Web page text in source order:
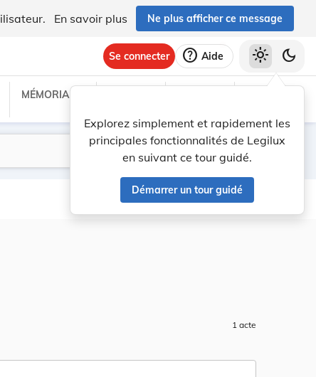
En savoir plus Ne plus afficher ce message
Se connecter help Aide
Explorez simplement et rapidement les
principales fonctionnalités de Legilux
en suivant ce tour guidé.
Démarrer un tour guidé
light_mode dark_mode
MÉMORIAL C
Lancer la recherche
Filtres
1 acte